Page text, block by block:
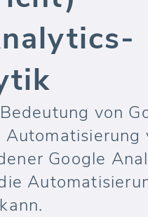
von
Google